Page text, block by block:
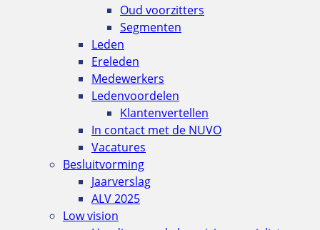
Oud voorzitters
Segmenten
Leden
Ereleden
Medewerkers
Ledenvoordelen
Klantenvertellen
In contact met de NUVO
Vacatures
Besluitvorming
Jaarverslag
ALV 2025
Low vision